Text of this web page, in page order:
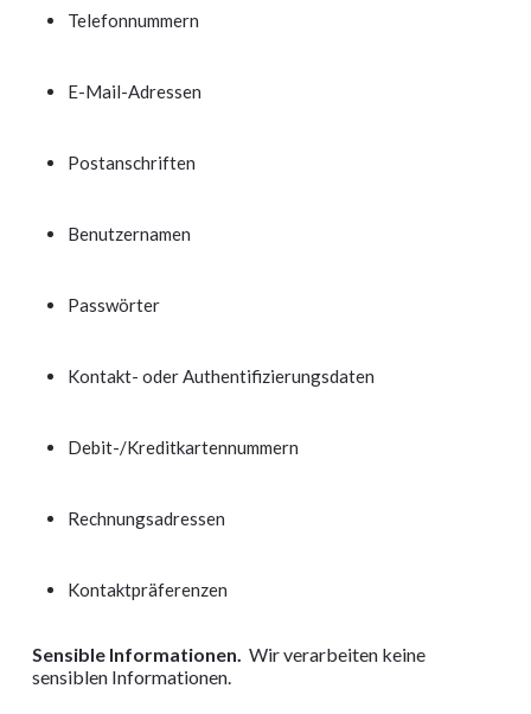
Telefonnummern
E-Mail-Adressen
Postanschriften
Benutzernamen
Passwörter
Kontakt- oder Authentifizierungsdaten
Debit-/Kreditkartennummern
Rechnungsadressen
Kontaktpräferenzen
Sensible Informationen. Wir verarbeiten keine
sensiblen Informationen.